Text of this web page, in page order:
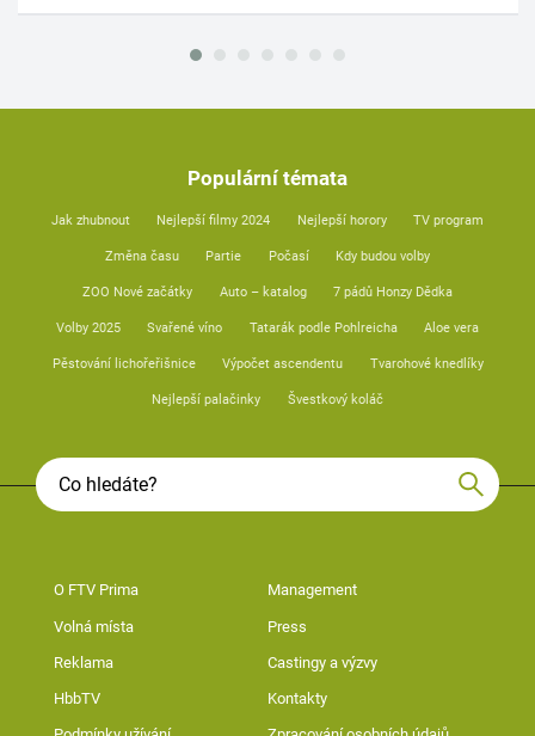
Populární témata
Jak zhubnout Nejlepší filmy 2024 Nejlepší horory TV program
Změna času Partie Počasí Kdy budou volby
ZOO Nové začátky Auto – katalog 7 pádů Honzy Dědka
Volby 2025 Svařené víno Tatarák podle Pohlreicha Aloe vera
Pěstování lichořeřišnice Výpočet ascendentu Tvarohové knedlíky
Nejlepší palačinky Švestkový koláč
O FTV Prima Management
Volná místa Press
Reklama Castingy a výzvy
HbbTV Kontakty